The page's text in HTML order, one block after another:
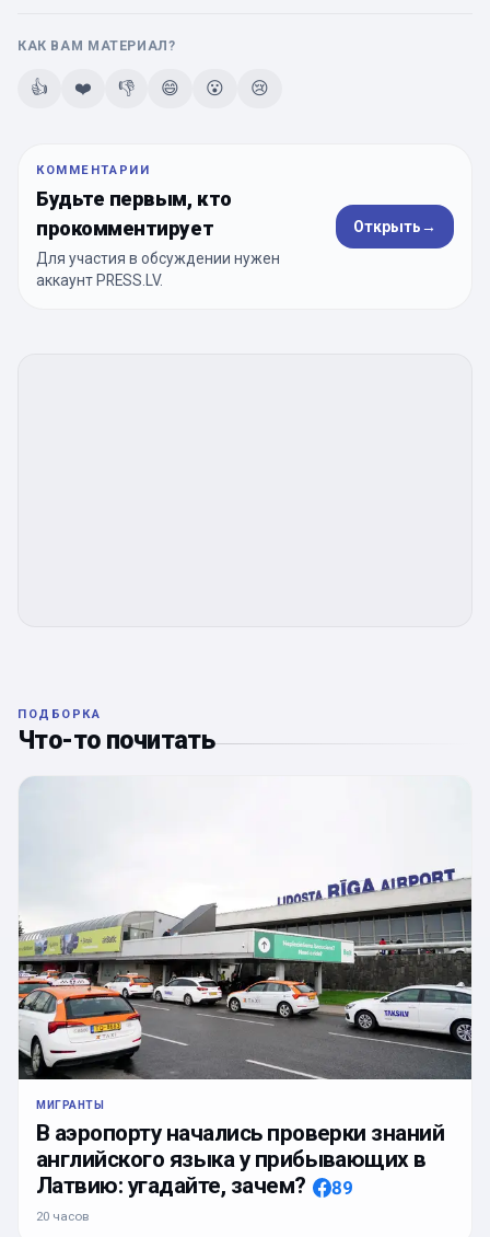
КАК ВАМ МАТЕРИАЛ?
👍 ❤️ 👎 😄 😮 😢
КОММЕНТАРИИ
Будьте первым, кто
прокомментирует
Для участия в обсуждении нужен
аккаунт PRESS.LV.
Открыть→
ПОДБОРКА
Что-то почитать
МИГРАНТЫ
В аэропорту начались проверки знаний
английского языка у прибывающих в
Латвию: угадайте, зачем?
89
20 часов